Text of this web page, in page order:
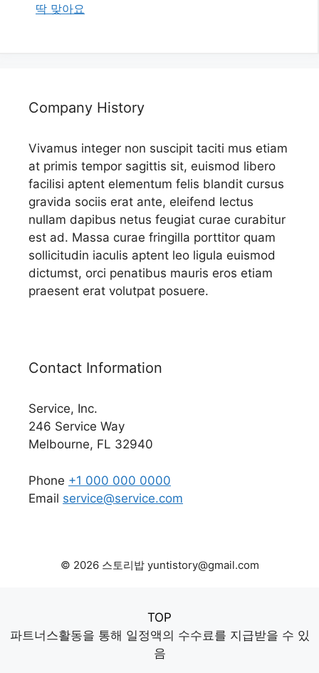
딱 맞아요
Company History
Vivamus integer non suscipit taciti mus etiam
at primis tempor sagittis sit, euismod libero
facilisi aptent elementum felis blandit cursus
gravida sociis erat ante, eleifend lectus
nullam dapibus netus feugiat curae curabitur
est ad. Massa curae fringilla porttitor quam
sollicitudin iaculis aptent leo ligula euismod
dictumst, orci penatibus mauris eros etiam
praesent erat volutpat posuere.
Contact Information
Service, Inc.
246 Service Way
Melbourne, FL 32940
Phone +1 000 000 0000
Email service@service.com
© 2026 스토리밥 yuntistory@gmail.com
TOP
파트너스활동을 통해 일정액의 수수료를 지급받을 수 있
음